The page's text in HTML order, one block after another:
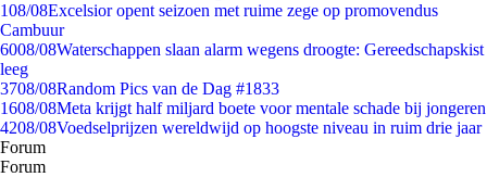
108/08Excelsior opent seizoen met ruime zege op promovendus
Cambuur
6008/08Waterschappen slaan alarm wegens droogte: Gereedschapskist
leeg
3708/08Random Pics van de Dag #1833
1608/08Meta krijgt half miljard boete voor mentale schade bij jongeren
4208/08Voedselprijzen wereldwijd op hoogste niveau in ruim drie jaar
Forum
Forum